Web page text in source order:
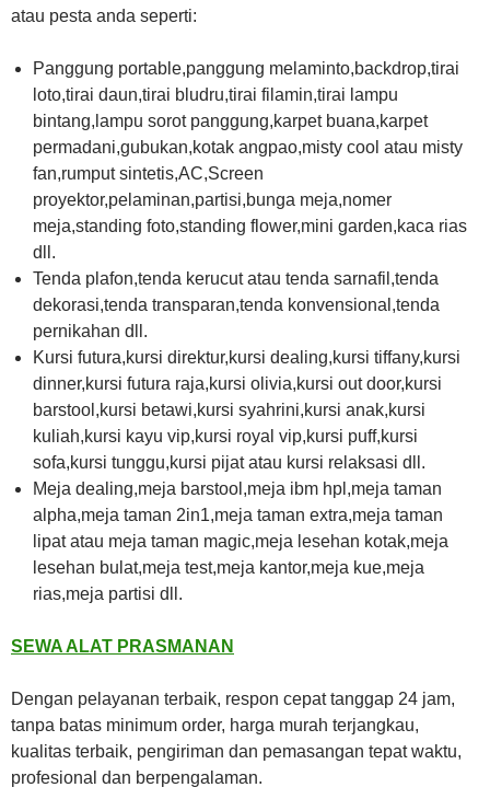
atau pesta anda seperti:
Panggung portable,panggung melaminto,backdrop,tirai
loto,tirai daun,tirai bludru,tirai filamin,tirai lampu
bintang,lampu sorot panggung,karpet buana,karpet
permadani,gubukan,kotak angpao,misty cool atau misty
fan,rumput sintetis,AC,Screen
proyektor,pelaminan,partisi,bunga meja,nomer
meja,standing foto,standing flower,mini garden,kaca rias
dll.
Tenda plafon,tenda kerucut atau tenda sarnafil,tenda
dekorasi,tenda transparan,tenda konvensional,tenda
pernikahan dll.
Kursi futura,kursi direktur,kursi dealing,kursi tiffany,kursi
dinner,kursi futura raja,kursi olivia,kursi out door,kursi
barstool,kursi betawi,kursi syahrini,kursi anak,kursi
kuliah,kursi kayu vip,kursi royal vip,kursi puff,kursi
sofa,kursi tunggu,kursi pijat atau kursi relaksasi dll.
Meja dealing,meja barstool,meja ibm hpl,meja taman
alpha,meja taman 2in1,meja taman extra,meja taman
lipat atau meja taman magic,meja lesehan kotak,meja
lesehan bulat,meja test,meja kantor,meja kue,meja
rias,meja partisi dll.
SEWA ALAT PRASMANAN
Dengan pelayanan terbaik, respon cepat tanggap 24 jam,
tanpa batas minimum order, harga murah terjangkau,
kualitas terbaik, pengiriman dan pemasangan tepat waktu,
profesional dan berpengalaman.